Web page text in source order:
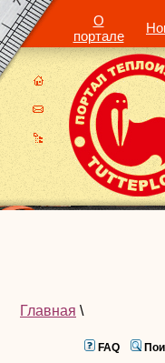
О
портале
Главная \
FAQ